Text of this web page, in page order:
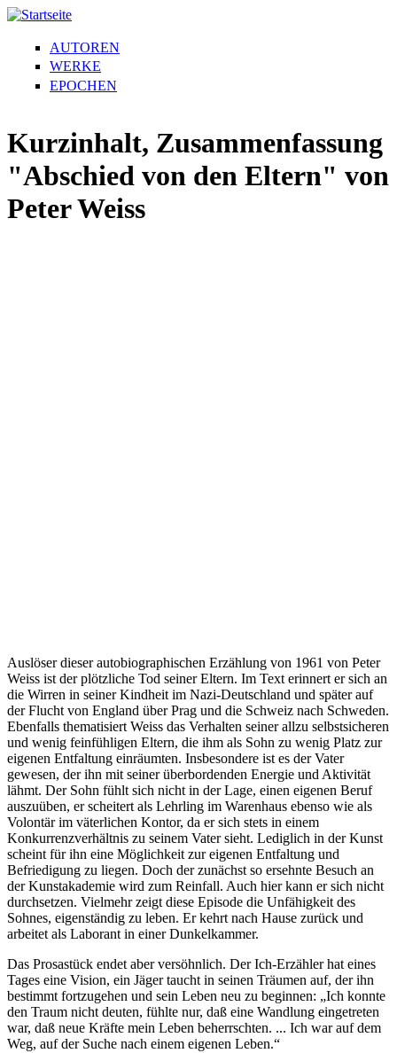
AUTOREN
WERKE
EPOCHEN
Kurzinhalt, Zusammenfassung
"Abschied von den Eltern" von
Peter Weiss
Auslöser dieser autobiographischen Erzählung von 1961 von Peter
Weiss ist der plötzliche Tod seiner Eltern. Im Text erinnert er sich an
die Wirren in seiner Kindheit im Nazi-Deutschland und später auf
der Flucht von England über Prag und die Schweiz nach Schweden.
Ebenfalls thematisiert Weiss das Verhalten seiner allzu selbstsicheren
und wenig feinfühligen Eltern, die ihm als Sohn zu wenig Platz zur
eigenen Entfaltung einräumten. Insbesondere ist es der Vater
gewesen, der ihn mit seiner überbordenden Energie und Aktivität
lähmt. Der Sohn fühlt sich nicht in der Lage, einen eigenen Beruf
auszuüben, er scheitert als Lehrling im Warenhaus ebenso wie als
Volontär im väterlichen Kontor, da er sich stets in einem
Konkurrenzverhältnis zu seinem Vater sieht. Lediglich in der Kunst
scheint für ihn eine Möglichkeit zur eigenen Entfaltung und
Befriedigung zu liegen. Doch der zunächst so ersehnte Besuch an
der Kunstakademie wird zum Reinfall. Auch hier kann er sich nicht
durchsetzen. Vielmehr zeigt diese Episode die Unfähigkeit des
Sohnes, eigenständig zu leben. Er kehrt nach Hause zurück und
arbeitet als Laborant in einer Dunkelkammer.
Das Prosastück endet aber versöhnlich. Der Ich-Erzähler hat eines
Tages eine Vision, ein Jäger taucht in seinen Träumen auf, der ihn
bestimmt fortzugehen und sein Leben neu zu beginnen: „Ich konnte
den Traum nicht deuten, fühlte nur, daß eine Wandlung eingetreten
war, daß neue Kräfte mein Leben beherrschten. ... Ich war auf dem
Weg, auf der Suche nach einem eigenen Leben.“